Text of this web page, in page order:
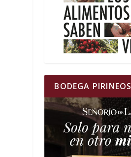
BODEGA PIRINEOS